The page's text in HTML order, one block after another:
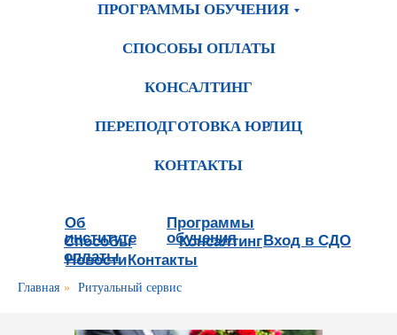
ПРОГРАММЫ ОБУЧЕНИЯ
СПОСОБЫ ОПЛАТЫ
КОНСАЛТИНГ
ПЕРЕПОДГОТОВКА ЮРЛИЦ
КОНТАКТЫ
Об
институте
Программы
обучения
Способы
оплаты
Консалтинг
Новости
Вход в СДО
Контакты
Главная » Ритуальный сервис